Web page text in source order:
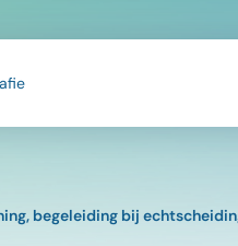
begeleiding bij